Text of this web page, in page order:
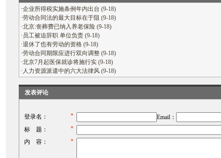
·企业所得税实施条例年内出台 (9-18)
·劳动合同法的最大目标在于阻 (9-18)
·北京:丧葬费已纳入养老保险 (9-18)
· 员工被迫辞职 单位负责 (9-18)
·退休了也有劳动的资格 (9-18)
·劳动合同期限应进行双向调整 (9-18)
·北京7月起医保就诊将施行实 (9-18)
· 人力资源派遣中的六大法律风 (9-18)
发表评论
登录名： *
Email：
标 题：
*
内 容：
*